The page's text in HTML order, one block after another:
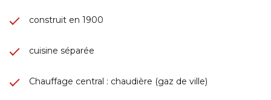
construit en 1900
cuisine séparée
Chauffage central : chaudière (gaz de ville)